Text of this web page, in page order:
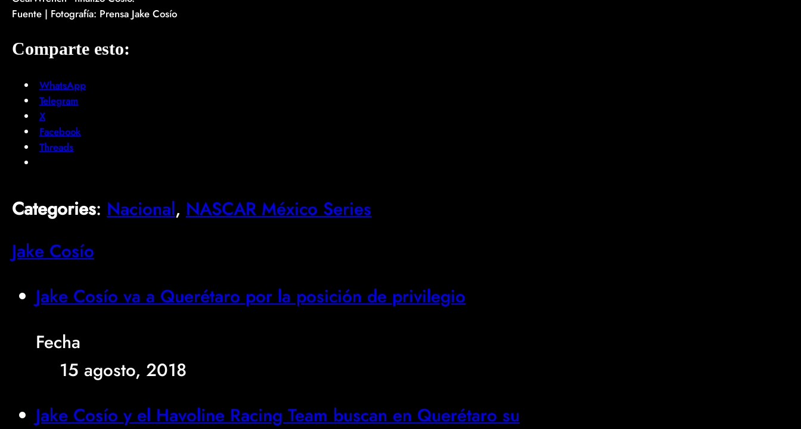
Fuente | Fotografía: Prensa Jake Cosío
Comparte esto:
WhatsApp
Telegram
X
Facebook
Threads
Categories: Nacional, NASCAR México Series
Jake Cosío
Jake Cosío va a Querétaro por la posición de privilegio
Fecha
15 agosto, 2018
Jake Cosío y el Havoline Racing Team buscan en Querétaro su